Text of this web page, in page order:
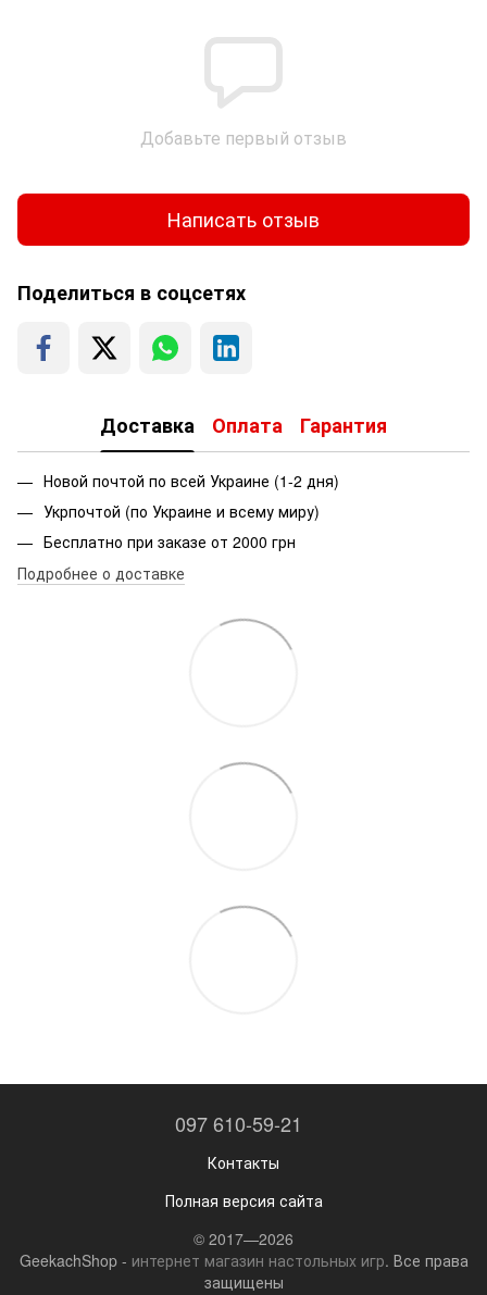
Добавьте первый отзыв
Написать отзыв
Поделиться в соцсетях
Доставка Оплата Гарантия
Новой почтой по всей Украине (1-2 дня)
Укрпочтой (по Украине и всему миру)
Бесплатно при заказе от 2000 грн
Подробнее о доставке
097 610-59-21
Контакты
Полная версия сайта
© 2017—2026
GeekachShop - интернет магазин настольных игр. Все права
защищены